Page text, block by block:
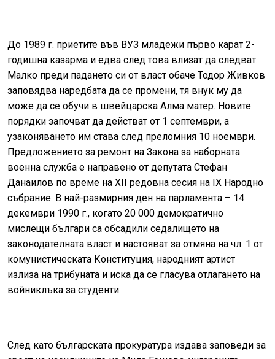
До 1989 г. приетите във ВУЗ младежи първо карат 2-
годишна казарма и едва след това влизат да следват.
Малко преди падането си от власт обаче Тодор Живков
заповядва наредбата да се промени, тя внук му да
може да се обучи в швейцарска Алма матер. Новите
порядки започват да действат от 1 септември, а
узаконяването им става след преломния 10 ноември.
Предложението за ремонт на Закона за наборната
военна служба е направено от депутата Стефан
Данаилов по време на XII редовна сесия на IX Народно
събрание. В най-размирния ден на парламента – 14
декември 1990 г., когато 20 000 демократично
мислещи българи са обсадили седалището на
законодателната власт и настояват за отмяна на чл. 1 от
комунистическата Конституция, народният артист
излиза на трибуната и иска да се гласува отлагането на
войниклъка за студенти.
След като българската прокуратура издава заповеди за